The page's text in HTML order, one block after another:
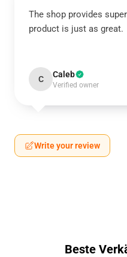
The shop provides
product is just as great.
C Caleb
Verified owner
Write your review
Beste